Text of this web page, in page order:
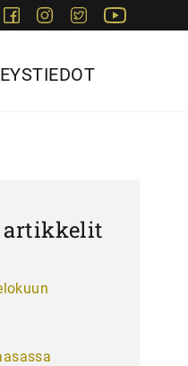
FacebookInstagram
Twitter